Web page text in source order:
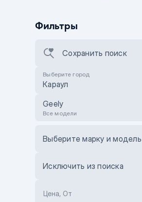
Фильтры
Сохранить поиск
Выберите город
Караул
Geely
Все модели
Выберите марку и модель
Исключить из поиска
Цена, От